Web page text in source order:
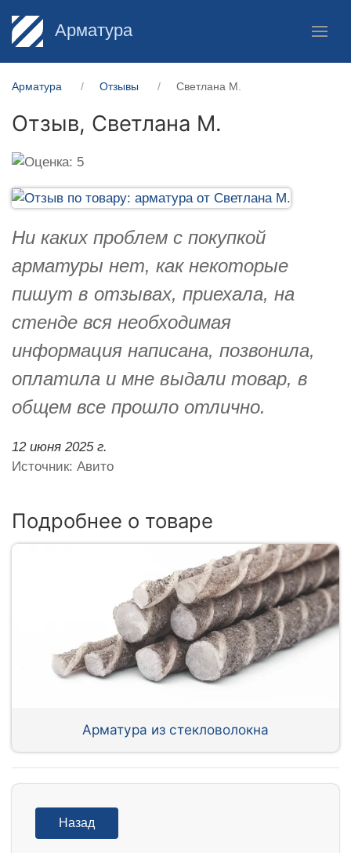
Арматура
Арматура Отзывы Светлана М.
Отзыв, Светлана М.
Ни каких проблем с покупкой
арматуры нет, как некоторые
пишут в отзывах, приехала, на
стенде вся необходимая
информация написана, позвонила,
оплатила и мне выдали товар, в
общем все прошло отлично.
12 июня 2025 г.
Источник: Авито
Подробнее о товаре
Арматура из стекловолокна
Назад